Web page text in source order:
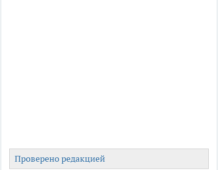
Проверено редакцией